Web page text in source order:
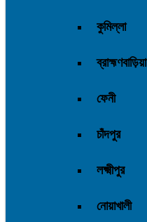
কুমিল্লা
ব্রাহ্মণবাড়িয়া
ফেনী
চাঁদপুর
লক্ষ্মীপুর
নোয়াখালী